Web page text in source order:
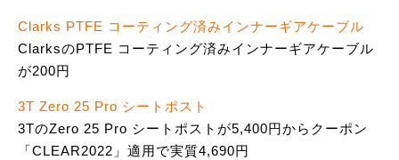
Clarks PTFE コーティング済みインナーギアケーブル
ClarksのPTFE コーティング済みインナーギアケーブル
が200円
3T Zero 25 Pro シートポスト
3TのZero 25 Pro シートポストが5,400円からクーポン
「CLEAR2022」適用で実質4,690円